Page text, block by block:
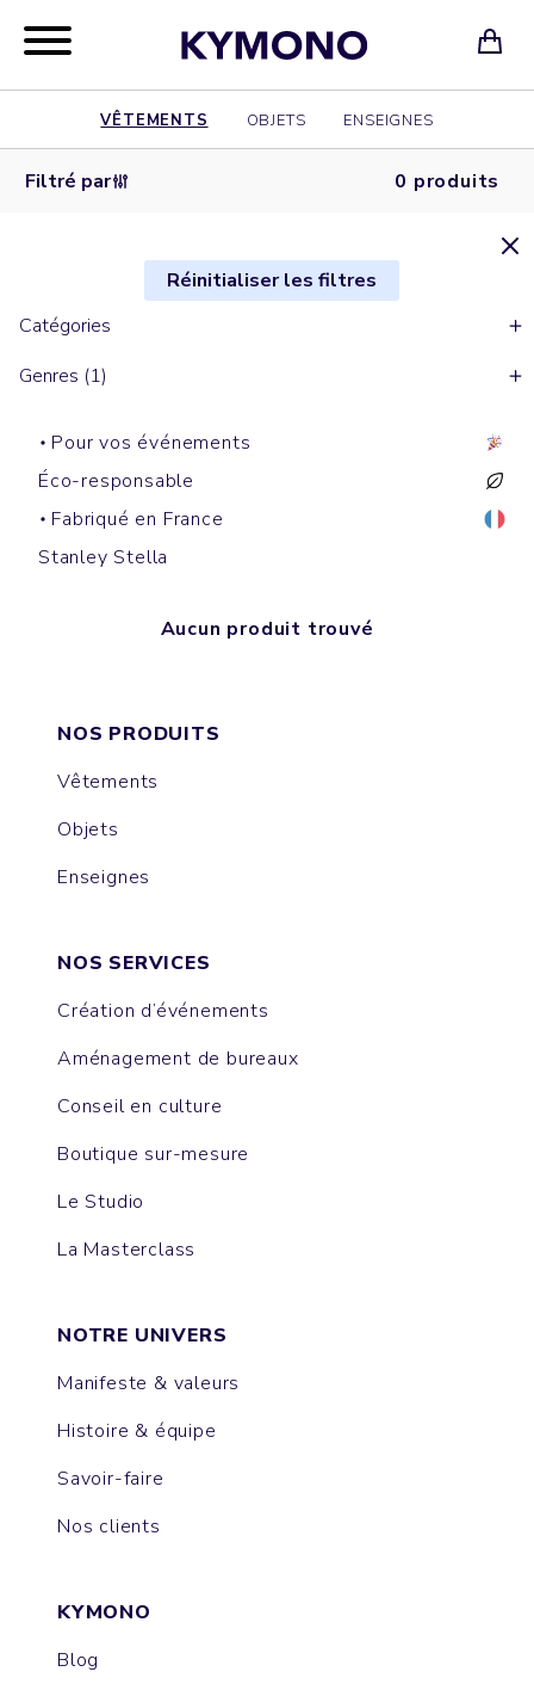
VÊTEMENTS OBJETS ENSEIGNES
Filtré par 0 produits
Réinitialiser les filtres
Catégories
Genres (1)
Pour vos événements
Éco-responsable
Fabriqué en France
Stanley Stella
Aucun produit trouvé
NOS PRODUITS
Vêtements
Objets
Enseignes
NOS SERVICES
Création d’événements
Aménagement de bureaux
Conseil en culture
Boutique sur-mesure
Le Studio
La Masterclass
NOTRE UNIVERS
Manifeste & valeurs
Histoire & équipe
Savoir-faire
Nos clients
KYMONO
Blog